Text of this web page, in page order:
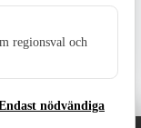
regionsval och
nödvändiga